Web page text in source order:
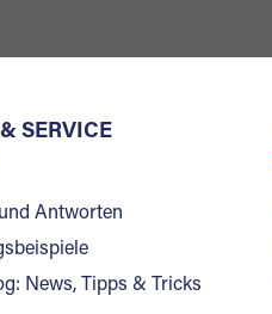
SERVICE
Antworten
News, Tipps & Tricks